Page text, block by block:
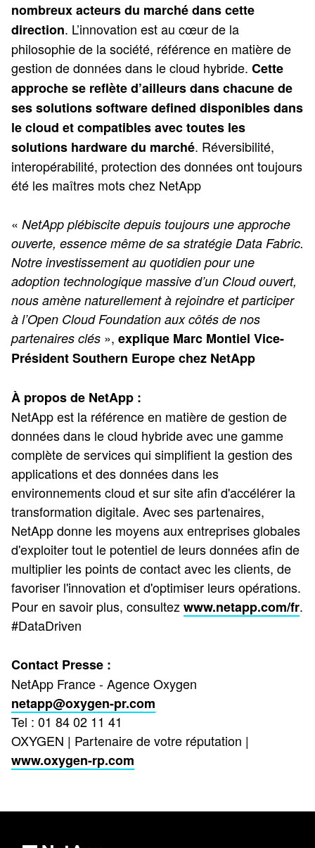
nombreux acteurs du marché dans cette
direction. L’innovation est au cœur de la
philosophie de la société, référence en matière de
gestion de données dans le cloud hybride. Cette
approche se reflète d’ailleurs dans chacune de
ses solutions software defined disponibles dans
le cloud et compatibles avec toutes les
solutions hardware du marché. Réversibilité,
interopérabilité, protection des données ont toujours
été les maîtres mots chez NetApp
« NetApp plébiscite depuis toujours une approche
ouverte, essence même de sa stratégie Data Fabric.
Notre investissement au quotidien pour une
adoption technologique massive d’un Cloud ouvert,
nous amène naturellement à rejoindre et participer
à l’Open Cloud Foundation aux côtés de nos
partenaires clés », explique Marc Montiel Vice-
Président Southern Europe chez NetApp
À propos de NetApp :
NetApp est la référence en matière de gestion de
données dans le cloud hybride avec une gamme
complète de services qui simplifient la gestion des
applications et des données dans les
environnements cloud et sur site afin d'accélérer la
transformation digitale. Avec ses partenaires,
NetApp donne les moyens aux entreprises globales
d'exploiter tout le potentiel de leurs données afin de
multiplier les points de contact avec les clients, de
favoriser l'innovation et d'optimiser leurs opérations.
Pour en savoir plus, consultez www.netapp.com/fr.
#DataDriven
Contact Presse :
NetApp France - Agence Oxygen
netapp@oxygen-pr.com
Tel : 01 84 02 11 41
OXYGEN | Partenaire de votre réputation |
www.oxygen-rp.com